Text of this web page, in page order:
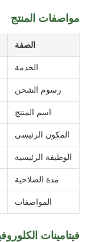
مواصفات المنتج
الصفة
الخدمة
رسوم الشحن
اسم المنتج
المكون الرئيسي
الوظيفة الرئيسية
مدة الصلاحية
المواصفات
فيتامينات